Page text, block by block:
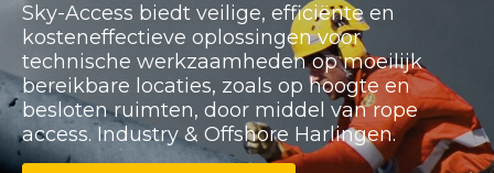
Sky-Access biedt veilige, efficiënte en
kosteneffectieve oplossingen voor
technische werkzaamheden op moeilijk
bereikbare locaties, zoals op hoogte en
besloten ruimten, door middel van rope
access. Industry & Offshore Harlingen.